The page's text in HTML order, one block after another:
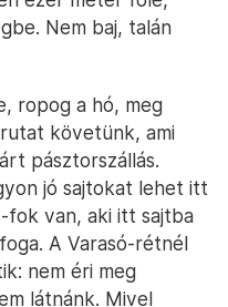
Nem baj, talán
ropog a hó, meg
követünk, ami
pásztorszállás.
jó sajtokat lehet itt
fok van, aki itt sajtba
A Varasó-rétnél
nem éri meg
látnánk. Mivel